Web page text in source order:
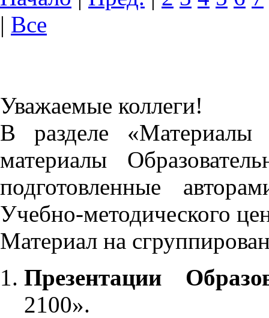
| Все
Уважаемые коллеги!
В разделе «Материалы
материалы
подготовленные
Учебно-методического
Материал на
Презентации
2100».